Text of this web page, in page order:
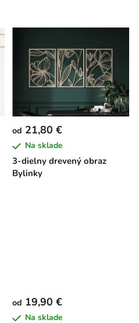
3-dielny drevený obraz
Bylinky
od 21,80 €
Na sklade
od 19,90 €
Na sklade